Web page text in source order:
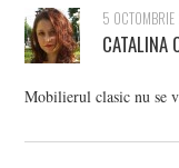
5
CATALINA
Mobilierul clasic nu se